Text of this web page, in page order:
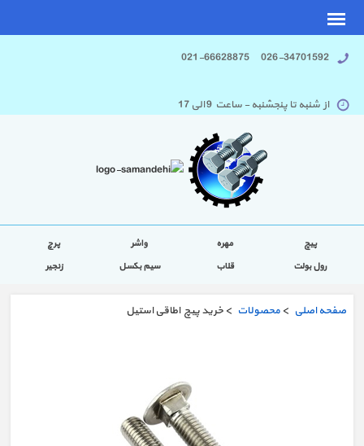
026-34701592 021-66628875
از شنبه تا پنجشنبه - ساعت 9 الی 17
پیچ مهره واشر
پرچ
رول بولت
قلاب سیم بکسل زنجیر
صفحه اصلی > محصولات > خرید پیچ اطاقی استیل